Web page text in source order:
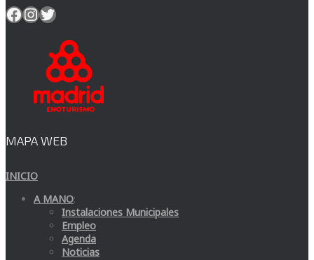
Facebook
Instagram
Twitter
MAPA WEB
INICIO
A MANO:
Instalaciones Municipales
Empleo
Agenda
Noticias